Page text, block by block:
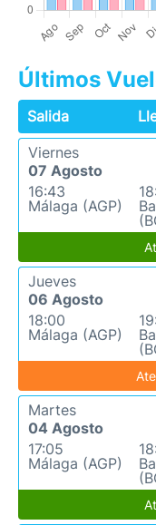
Últimos
Salida
Viernes
07 Agosto
16:43
Málaga (AGP)
Jueves
06 Agosto
18:00
Málaga (AGP)
Martes
04 Agosto
17:05
Málaga (AGP)